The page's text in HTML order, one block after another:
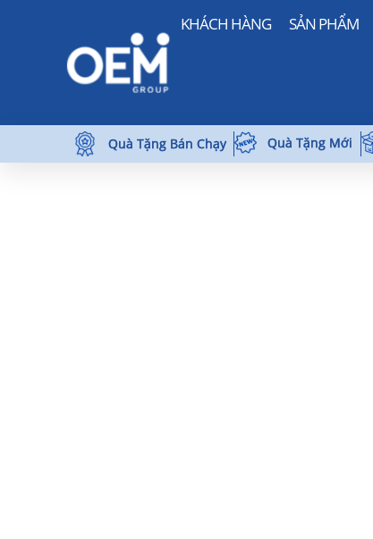
KHÁCH HÀNG SẢN PHẨM
Quà Tặng Bán Chạy Quà Tặng Mới